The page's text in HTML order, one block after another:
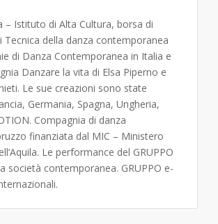
– Istituto di Alta Cultura, borsa di
della danza contemporanea
di Danza Contemporanea in Italia e
Danzare la vita di Elsa Piperno e
Le sue creazioni sono state
Germania, Spagna, Ungheria,
Compagnia di danza
finanziata dal MIC – Ministero
Le performance del GRUPPO
società contemporanea. GRUPPO e-